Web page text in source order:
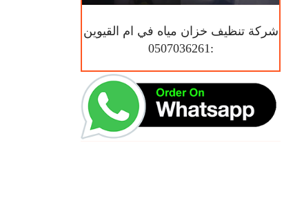
شركة تنظيف خزان مياه في ام القيوين
:0507036261